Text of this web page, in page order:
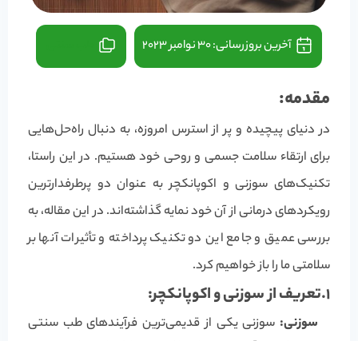
آخرین بروزرسانی:30 نوامبر 2023
مقدمه:
در دنیای پیچیده و پر از استرس امروزه، به دنبال راه‌حل‌هایی
برای ارتقاء سلامت جسمی و روحی خود هستیم. در این راستا،
تکنیک‌های سوزنی و اکوپانکچر به عنوان دو پرطرفدارترین
رویکردهای درمانی از آن خود نمایه گذاشته‌اند. در این مقاله، به
بررسی عمیق و جامع این دو تکنیک پرداخته و تأثیرات آنها بر
سلامتی ما را باز خواهیم کرد.
1. تعریف از سوزنی و اکوپانکچر:
سوزنی: سوزنی یکی از قدیمی‌ترین فرآیندهای طب سنتی